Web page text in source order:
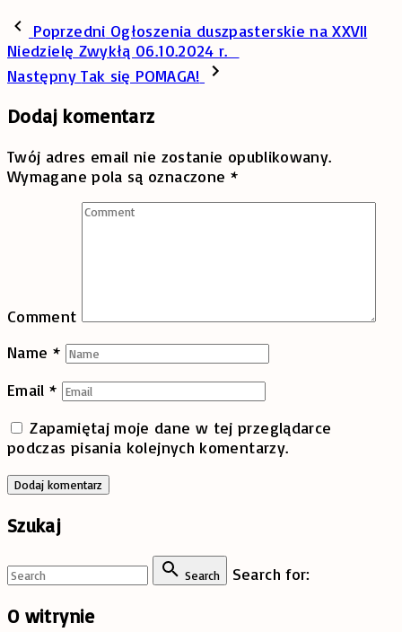
Poprzedni Ogłoszenia duszpasterskie na XXVII
Niedzielę Zwykłą 06.10.2024 r.
Następny Tak się POMAGA!
Dodaj komentarz
Twój adres email nie zostanie opublikowany.
Wymagane pola są oznaczone *
Comment
Name *
Email*
Zapamiętaj moje dane w tej przeglądarce
podczas pisania kolejnych komentarzy.
Szukaj
Search Search for:
O witrynie